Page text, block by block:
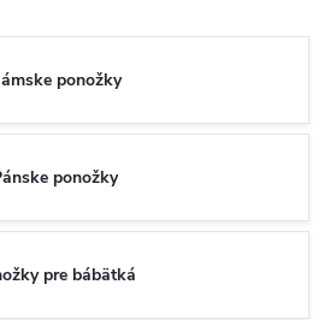
ponožky
ponožky
pre bábätká